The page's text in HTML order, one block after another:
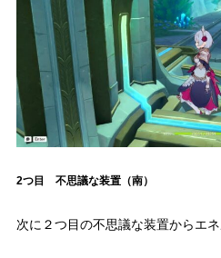
2つ目 不思議な装置（南）
次に２つ目の不思議な装置からエ